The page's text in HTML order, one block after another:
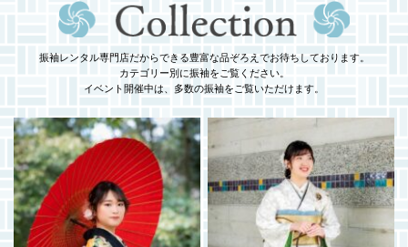
振袖レンタル専門店だからできる豊富な品ぞろえでお待ちしております。
カテゴリー別に振袖をご覧ください。
イベント開催中は、多数の振袖をご覧いただけます。